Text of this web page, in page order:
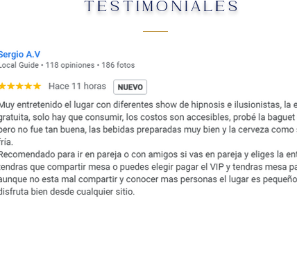
TESTIMONIALES